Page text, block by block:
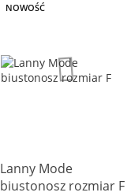
NOWOŚĆ
Lanny Mode
biustonosz rozmiar F